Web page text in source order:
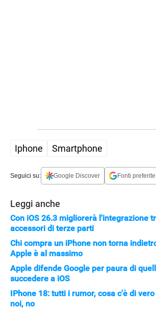
Iphone Smartphone
Seguici su: Google Discover Fonti preferite
Leggi anche
Con iOS 26.3 migliorerà l'integrazione
accessori di terze parti
Chi compra un iPhone non torna
Apple è al massimo
Apple difende Google per paura di
succedere a iOS
IPhone 18: tutti i rumor, cosa c'è di
noi, no